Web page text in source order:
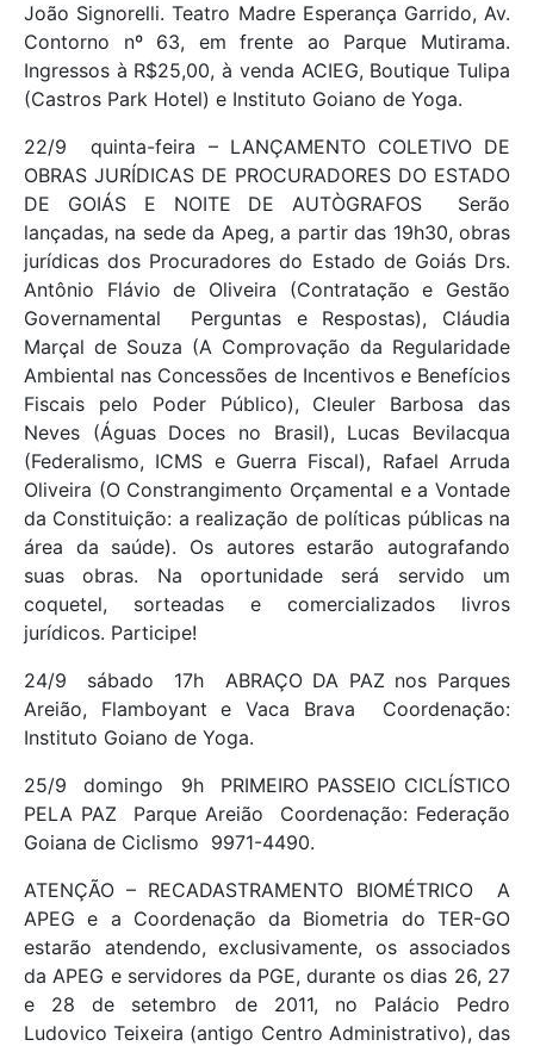
João Signorelli. Teatro Madre Esperança Garrido, Av.
Contorno nº 63, em frente ao Parque Mutirama.
Ingressos à R$25,00, à venda ACIEG, Boutique Tulipa
(Castros Park Hotel) e Instituto Goiano de Yoga.
22/9  quinta-feira – LANÇAMENTO COLETIVO DE
OBRAS JURÍDICAS DE PROCURADORES DO ESTADO
DE GOIÁS E NOITE DE AUTÒGRAFOS  Serão
lançadas, na sede da Apeg, a partir das 19h30, obras
jurídicas dos Procuradores do Estado de Goiás Drs.
Antônio Flávio de Oliveira (Contratação e Gestão
Governamental  Perguntas e Respostas), Cláudia
Marçal de Souza (A Comprovação da Regularidade
Ambiental nas Concessões de Incentivos e Benefícios
Fiscais pelo Poder Público), Cleuler Barbosa das
Neves (Águas Doces no Brasil), Lucas Bevilacqua
(Federalismo, ICMS e Guerra Fiscal), Rafael Arruda
Oliveira (O Constrangimento Orçamental e a Vontade
da Constituição: a realização de políticas públicas na
área da saúde). Os autores estarão autografando
suas obras. Na oportunidade será servido um
coquetel, sorteadas e comercializados livros
jurídicos. Participe!
24/9  sábado  17h  ABRAÇO DA PAZ nos Parques
Areião, Flamboyant e Vaca Brava  Coordenação:
Instituto Goiano de Yoga.
25/9  domingo  9h  PRIMEIRO PASSEIO CICLÍSTICO
PELA PAZ  Parque Areião  Coordenação: Federação
Goiana de Ciclismo  9971-4490.
ATENÇÃO – RECADASTRAMENTO BIOMÉTRICO  A
APEG e a Coordenação da Biometria do TER-GO
estarão atendendo, exclusivamente, os associados
da APEG e servidores da PGE, durante os dias 26, 27
e 28 de setembro de 2011, no Palácio Pedro
Ludovico Teixeira (antigo Centro Administrativo), das